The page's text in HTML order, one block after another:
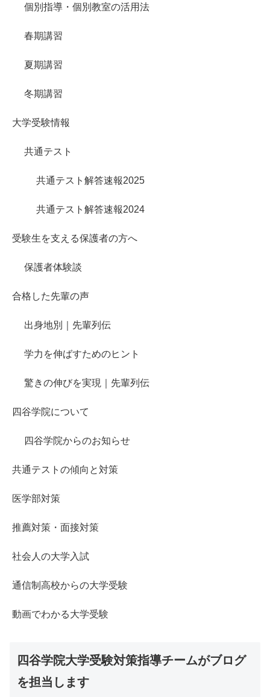
個別指導・個別教室の活用法
春期講習
夏期講習
冬期講習
大学受験情報
共通テスト
共通テスト解答速報2025
共通テスト解答速報2024
受験生を支える保護者の方へ
保護者体験談
合格した先輩の声
出身地別｜先輩列伝
学力を伸ばすためのヒント
驚きの伸びを実現｜先輩列伝
四谷学院について
四谷学院からのお知らせ
共通テストの傾向と対策
医学部対策
推薦対策・面接対策
社会人の大学入試
通信制高校からの大学受験
動画でわかる大学受験
四谷学院大学受験対策指導チームがブログ
を担当します